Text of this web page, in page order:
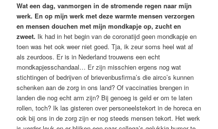
Wat een dag, vanmorgen in de stromende regen naar mijn
werk. En op mijn werk met deze warmte mensen verzorgen
en mensen douchen met mijn mondkapje op, zucht en
zweet. Ik had in het begin van de coronatijd geen mondkapje en
toen was het ook weer niet goed. Tja, ik zeur soms heel wat af
als zeurdoos. Er is in Nederland trouwens een echt
mondkapjesschandaal… Er zijn misschien ergens nog wat
stichtingen of bedrijven of brievenbusfirma’s die airco’s kunnen
schenken aan de zorg in ons land? Of vaccinaties brengen in
landen die nog echt arm zijn? Bij genoeg is geld er om te laten
rollen, toch? Ik las gisteren over personeelstekort in de horeca en
ook bij ons in de zorg zijn er nog steeds mensen tekort. Het werk